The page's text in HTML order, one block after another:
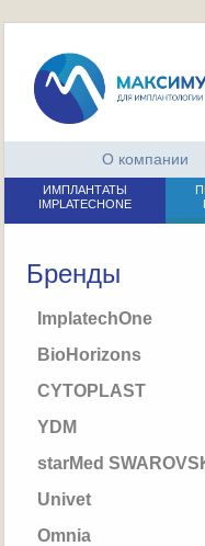
О компании
ИМПЛАНТАТЫ
IMPLATECHONE
Бренды
ImplatechOne
BioHorizons
CYTOPLAST
YDM
starMed
Univet
Omnia